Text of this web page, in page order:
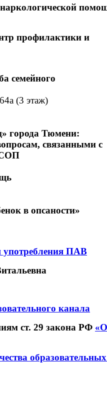
профилактики и
семейного
(3 этаж)
города Тюмени:
связанными с
СОП
в опсаности»
употребления ПАВ
канала
ст. 29 закона РФ